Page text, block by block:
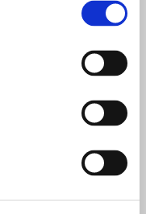
A B&N Best
James
recenzii
to be the best
one of the